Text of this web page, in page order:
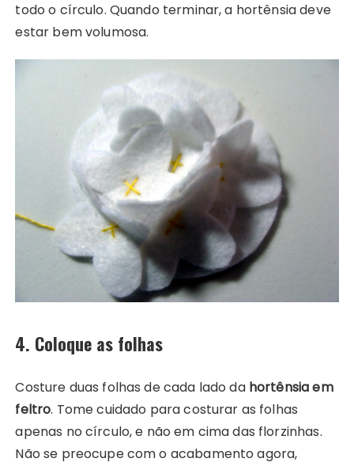
todo o círculo. Quando terminar, a hortênsia deve
estar bem volumosa.
4. Coloque as folhas
Costure duas folhas de cada lado da hortênsia em
feltro. Tome cuidado para costurar as folhas
apenas no círculo, e não em cima das florzinhas.
Não se preocupe com o acabamento agora,